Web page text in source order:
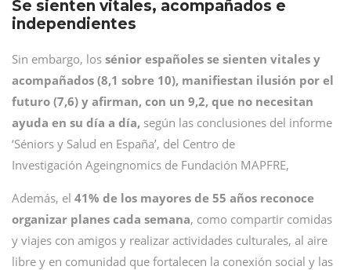
Se sienten vitales, acompañados e
independientes
Sin embargo, los sénior españoles se sienten vitales y
acompañados (8,1 sobre 10), manifiestan ilusión por el
futuro (7,6) y afirman, con un 9,2, que no necesitan
ayuda en su día a día, según las conclusiones del informe
‘Séniors y Salud en España’, del Centro de
Investigación Ageingnomics de Fundación MAPFRE,
Además, el 41% de los mayores de 55 años reconoce
organizar planes cada semana, como compartir comidas
y viajes con amigos y realizar actividades culturales, al aire
libre y en comunidad que fortalecen la conexión social y las